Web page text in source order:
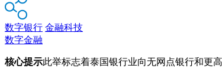
数字银行 金融科技
数字金融
核心提示此举标志着泰国银行业向无网点银行和更